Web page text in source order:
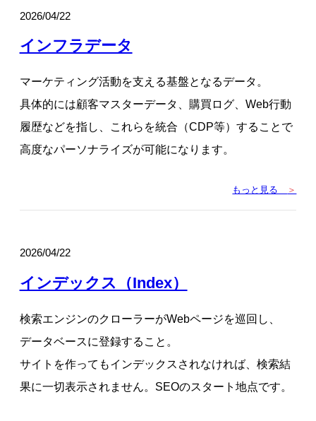
2026/04/22
インフラデータ
マーケティング活動を支える基盤となるデータ。
具体的には顧客マスターデータ、購買ログ、Web行動
履歴などを指し、これらを統合（CDP等）することで
高度なパーソナライズが可能になります。
もっと見る ＞
2026/04/22
インデックス（Index）
検索エンジンのクローラーがWebページを巡回し、
データベースに登録すること。
サイトを作ってもインデックスされなければ、検索結
果に一切表示されません。SEOのスタート地点です。